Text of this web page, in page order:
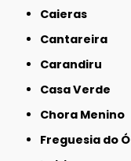
Caieras
Cantareira
Carandiru
Casa Verde
Chora Menino
Freguesia do Ó